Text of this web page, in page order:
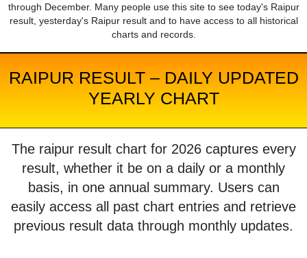
through December. Many people use this site to see today's Raipur
result, yesterday's Raipur result and to have access to all historical
charts and records.
RAIPUR RESULT – DAILY UPDATED
YEARLY CHART
The raipur result chart for 2026 captures every
result, whether it be on a daily or a monthly
basis, in one annual summary. Users can
easily access all past chart entries and retrieve
previous result data through monthly updates.